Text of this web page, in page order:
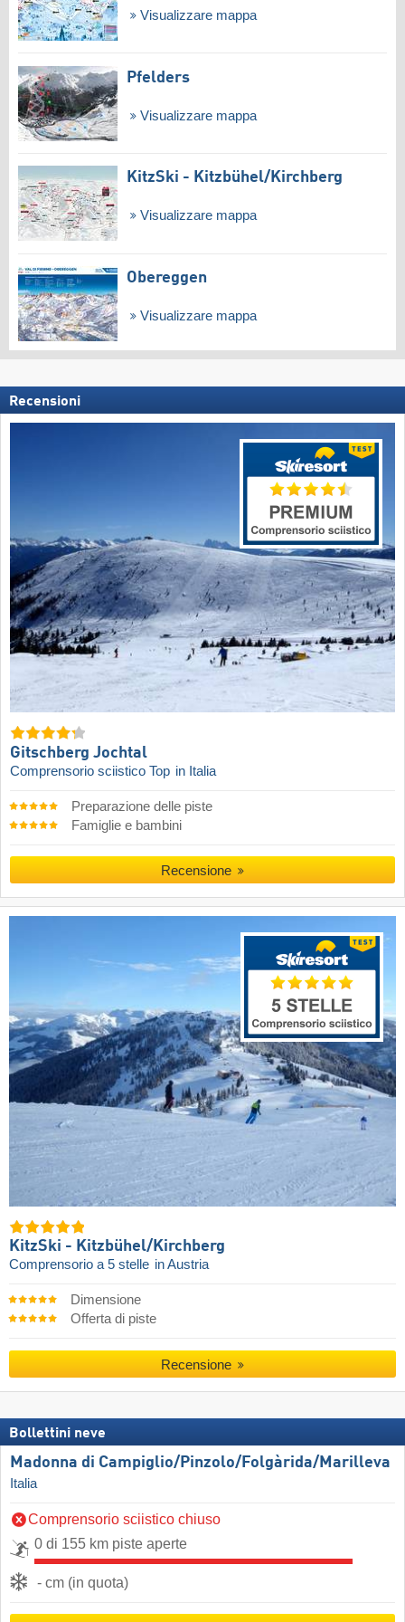
Visualizzare mappa
Pfelders
Visualizzare mappa
KitzSki - Kitzbühel/​Kirchberg
Visualizzare mappa
Obereggen
Visualizzare mappa
Recensioni
Gitschberg Jochtal
Comprensorio sciistico Top in Italia
Preparazione delle piste
Famiglie e bambini
Recensione
KitzSki - Kitzbühel/​Kirchberg
Comprensorio a 5 stelle in Austria
Dimensione
Offerta di piste
Recensione
Bollettini neve
Madonna di Campiglio/​Pinzolo/​Folgàrida/​Marilleva
Italia
Comprensorio sciistico chiuso
0 di 155 km piste aperte
- cm (in quota)